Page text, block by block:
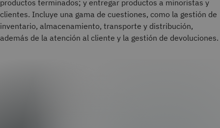
productos terminados; y entregar productos a minoristas y
clientes. Incluye una gama de cuestiones, como la gestión de
inventario, almacenamiento, transporte y distribución,
además de la atención al cliente y la gestión de devoluciones.